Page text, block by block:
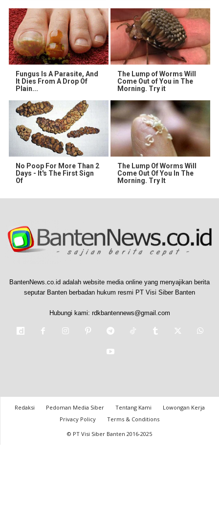
Fungus Is A Parasite, And
It Dies From A Drop Of
Plain...
The Lump of Worms Will
Come Out of You in The
Morning. Try it
No Poop For More Than 2
Days - It's The First Sign
Of
The Lump Of Worms Will
Come Out Of You In The
Morning. Try It
BantenNews.co.id adalah website media online yang menyajikan berita
seputar Banten berbadan hukum resmi PT Visi Siber Banten
Hubungi kami: rdkbantennews@gmail.com
Redaksi Pedoman Media Siber Tentang Kami
Lowongan Kerja
Privacy Policy
Terms & Conditions
© PT Visi Siber Banten 2016-2025